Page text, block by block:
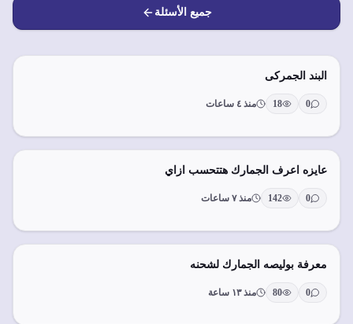
جميع الأسئلة
البند الجمركى
0
18 منذ ٤ ساعات
عايزه اعرف الجمارك هتتحسب ازاي
0
142 منذ ٧ ساعات
معرفة بوليصه الجمارك لشحنه
0
80 منذ ١٣ ساعة